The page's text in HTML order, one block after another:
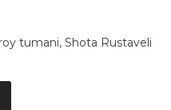
tumani, Shota Rustaveli